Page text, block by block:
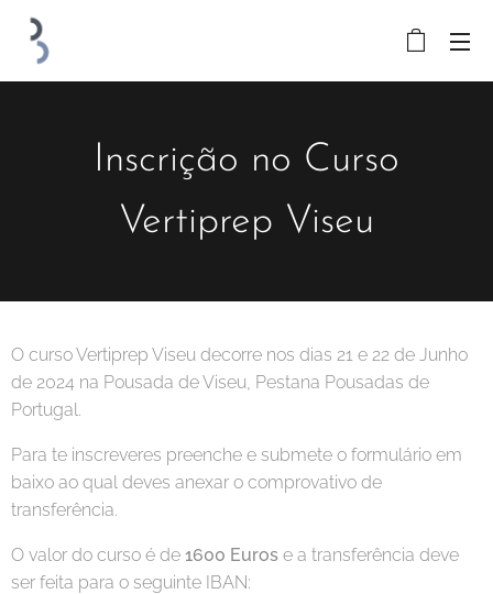
Inscrição no Curso
Vertiprep Viseu
O curso Vertiprep Viseu decorre nos dias 21 e 22 de Junho
de 2024 na Pousada de Viseu, Pestana Pousadas de
Portugal.
Para te inscreveres preenche e submete o formulário em
baixo ao qual deves anexar o comprovativo de
transferência.
O valor do curso é de 1600 Euros e a transferência deve
ser feita para o seguinte IBAN: